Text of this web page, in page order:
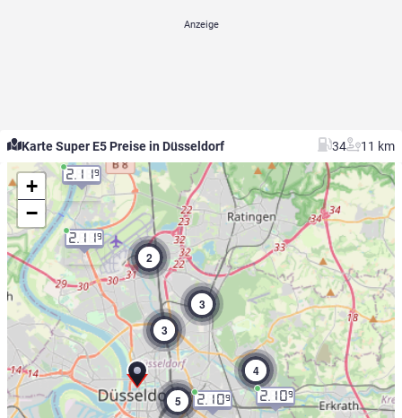
Karte Super E5 Preise in Düsseldorf 34 11 km
2.119
2.119
2
2.109
4
2.109
3
5
3
+
−